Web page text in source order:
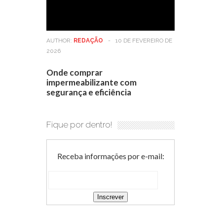
AUTHOR: REDAÇÃO -
10 DE FEVEREIRO DE
2026
Onde comprar
impermeabilizante com
segurança e eficiência
Fique por dentro!
Receba informações por e-mail: